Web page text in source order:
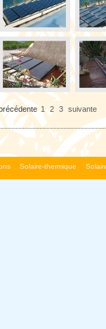
1 2 3 suivante
Solaire-thermique